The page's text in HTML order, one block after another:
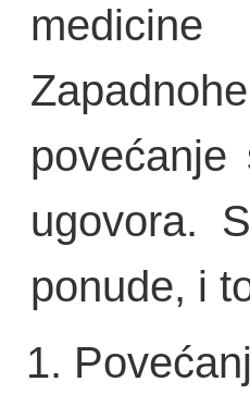
ugovora.
ponude, i